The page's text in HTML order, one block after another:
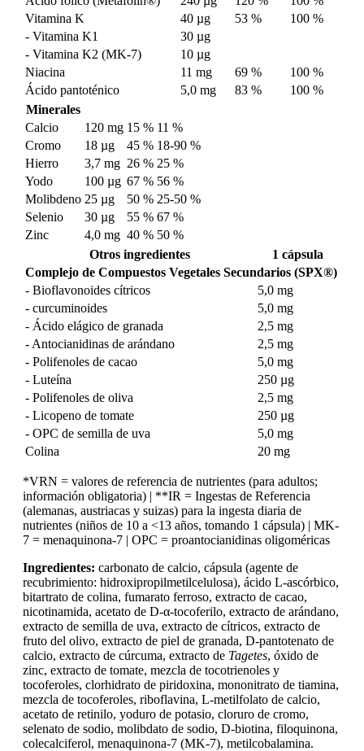
Vitamina K
40 µg 53 %
100 %
- Vitamina K1
30 µg
- Vitamina K2 (MK-7)
10 µg
Niacina
11 mg 69 %
100 %
Ácido pantoténico
5,0 mg 83 %
100 %
Minerales
Calcio
120 mg 15 % 11 %
Cromo
18 µg 45 % 18-90 %
Hierro
3,7 mg 26 % 25 %
Yodo
100 µg 67 % 56 %
Molibdeno 25 µg 50 % 25-50 %
Selenio
30 µg 55 % 67 %
Zinc
4,0 mg 40 % 50 %
Otros ingredientes
1 cápsula
Complejo de Compuestos Vegetales Secundarios (SPX®)
- Bioflavonoides cítricos
5,0 mg
- curcuminoides
5,0 mg
- Ácido elágico de granada
2,5 mg
- Antocianidinas de arándano
2,5 mg
- Polifenoles de cacao
5,0 mg
- Luteína
250 µg
- Polifenoles de oliva
2,5 mg
- Licopeno de tomate
250 µg
- OPC de semilla de uva
5,0 mg
Colina
20 mg
*VRN = valores de referencia de nutrientes (para adultos;
información obligatoria) | **IR = Ingestas de Referencia
(alemanas, austriacas y suizas) para la ingesta diaria de
nutrientes (niños de 10 a <13 años, tomando 1 cápsula) | MK-
7 = menaquinona-7 | OPC = proantocianidinas oligoméricas
Ingredientes: carbonato de calcio, cápsula (agente de
recubrimiento: hidroxipropilmetilcelulosa), ácido L-ascórbico,
bitartrato de colina, fumarato ferroso, extracto de cacao,
nicotinamida, acetato de D-α-tocoferilo, extracto de arándano,
extracto de semilla de uva, extracto de cítricos, extracto de
fruto del olivo, extracto de piel de granada, D-pantotenato de
calcio, extracto de cúrcuma, extracto de Tagetes, óxido de
zinc, extracto de tomate, mezcla de tocotrienoles y
tocoferoles, clorhidrato de piridoxina, mononitrato de tiamina,
mezcla de tocoferoles, riboflavina, L-metilfolato de calcio,
acetato de retinilo, yoduro de potasio, cloruro de cromo,
selenato de sodio, molibdato de sodio, D-biotina, filoquinona,
colecalciferol, menaquinona-7 (MK-7), metilcobalamina.